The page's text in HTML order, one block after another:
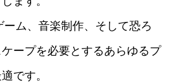
ム、音楽制作、そして恐ろ
ープを必要とするあらゆるプ
です。